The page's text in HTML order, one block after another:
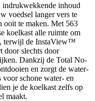
inhoud
voedsel langer vers te
ooit te maken. Met 563
koelkast alle ruimte om
terwijl de InstaView™
slechts door
Dankzij de Total No-
en zorgt de water-
schone water- en
je de koelkast zelfs op
maakt.